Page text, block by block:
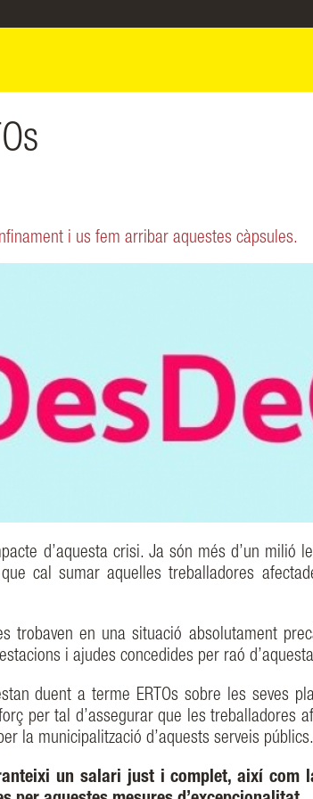
i us fem arribar aquestes càpsules.
d’aquesta crisi. Ja són més d’un milió
cal sumar aquelles treballadores
en una situació absolutament
i ajudes concedides per raó
duent a terme ERTOs sobre les seves
per tal d’assegurar que les treballadores
la municipalització d’aquests serveis públics.
un salari just i complet, així com